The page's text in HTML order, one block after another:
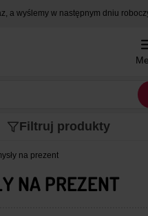
a wyślemy w następnym dniu
Filtruj produkty
na prezent
NA PREZENT